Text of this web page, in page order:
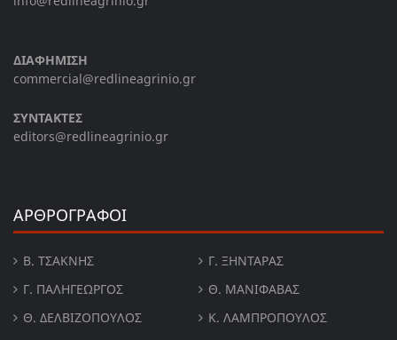
ΔΙΑΦΗΜΙΣΗ
commercial@redlineagrinio.gr
ΣΥΝΤΑΚΤΕΣ
editors@redlineagrinio.gr
ΑΡΘΡΟΓΡΑΦΟΙ
Β. ΤΣΆΚΝΗΣ
Γ. ΞΗΝΤΆΡΑΣ
Γ. ΠΑΛΗΓΕΏΡΓΟΣ
Θ. ΜΑΝΙΦΑΒΑΣ
Θ. ΔΕΛΒΙΖΌΠΟΥΛΟΣ
Κ. ΛΑΜΠΡΟΠΟΥΛΟΣ